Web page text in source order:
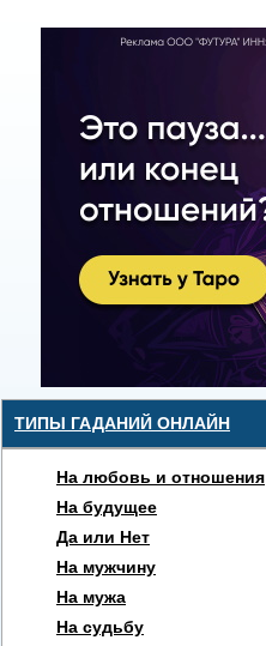
ТИПЫ ГАДАНИЙ ОНЛАЙН
На любовь и отношения
На будущее
Да или Нет
На мужчину
На мужа
На судьбу